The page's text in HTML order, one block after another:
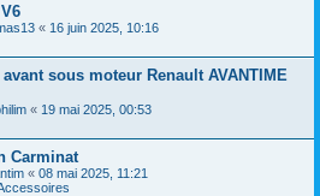
« 16 juin 2025, 10:16
sous moteur Renault AVANTIME
« 19 mai 2025, 00:53
Carminat
« 08 mai 2025, 11:21